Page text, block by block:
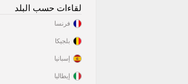
لقاءات حسب البلد
فرنسا
بلجيكا
إسبانيا
إيطاليا